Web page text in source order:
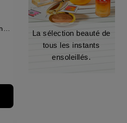
Brume parfumée florale ambrée pour les cheveux
La sélection beauté de
tous les instants
ensoleillés.